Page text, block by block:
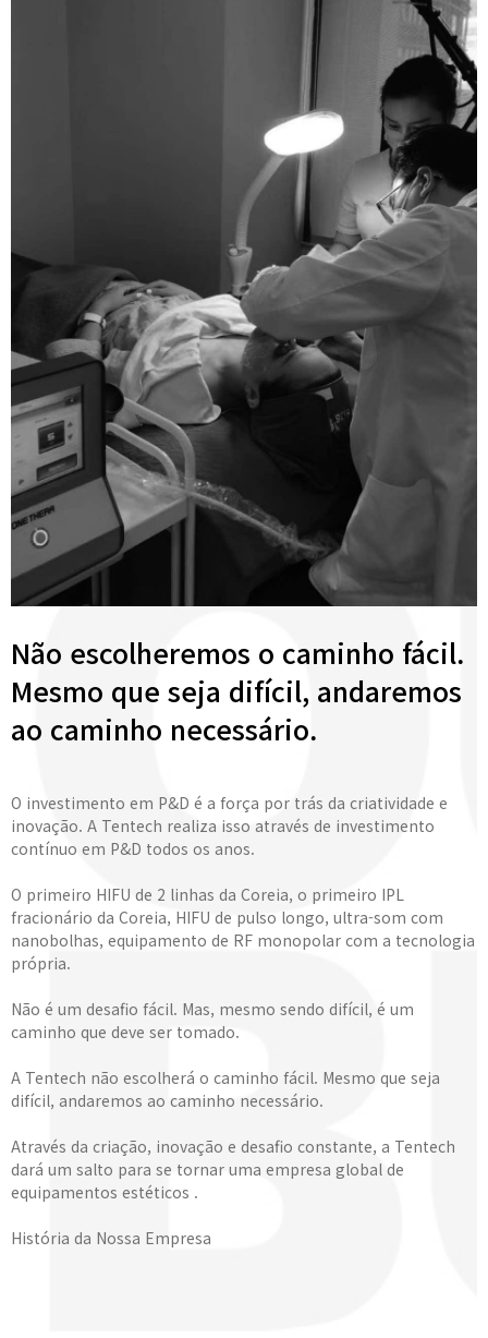
Não escolheremos o caminho fácil.
Mesmo que seja difícil, andaremos
ao caminho necessário.
O investimento em P&D é a força por trás da criatividade e
inovação. A Tentech realiza isso através de investimento
contínuo em P&D todos os anos.
O primeiro HIFU de 2 linhas da Coreia, o primeiro IPL
fracionário da Coreia, HIFU de pulso longo, ultra-som com
nanobolhas, equipamento de RF monopolar com a tecnologia
própria.
Não é um desafio fácil. Mas, mesmo sendo difícil, é um
caminho que deve ser tomado.
A Tentech não escolherá o caminho fácil. Mesmo que seja
difícil, andaremos ao caminho necessário.
Através da criação, inovação e desafio constante, a Tentech
dará um salto para se tornar uma empresa global de
equipamentos estéticos .
História da Nossa Empresa